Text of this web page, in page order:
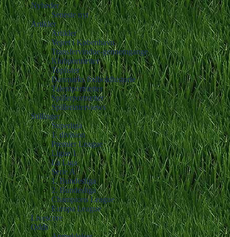
Nyheder
Seneste nyt
Artikler
Artikler
Vejret i København
Transfervindue-gennemgange
Klubportrætter
Toplister
Danmarks fodboldhistorie
Talentportrætter
Spillerportrætter
Spillerinterviews
Stillinger
Superliga
1. division
Premier League
Ligue 1
La Liga
Serie A
1. Bundesliga
2. Bundesliga
Champions League
Europa League
Livescore
Odds